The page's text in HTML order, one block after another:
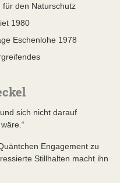
den Naturschutz
1980
Eschenlohe 1978
sich nicht darauf
Engagement zu
Stillhalten macht ihn